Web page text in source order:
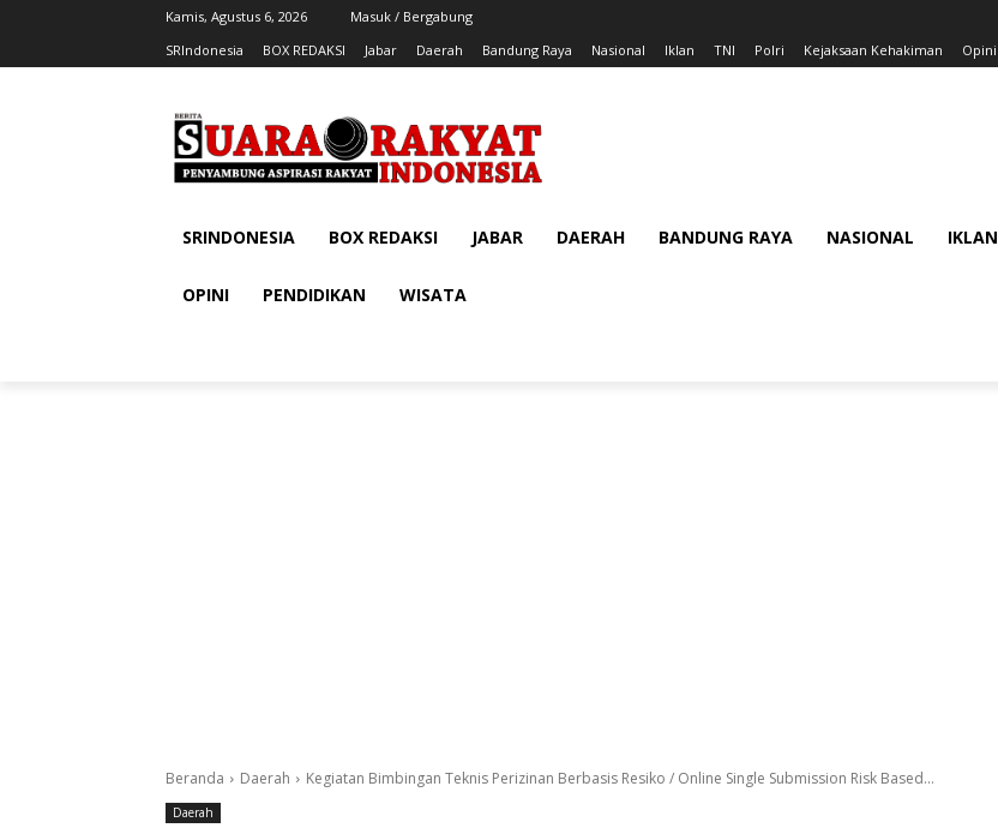
Kamis, Agustus 6, 2026
Masuk / Bergabung
SRIndonesia
BOX REDAKSI Jabar Daerah Bandung Raya Nasional Iklan TNI Polri Kejaksaan Kehakiman Opini
SRINDONESIA BOX REDAKSI JABAR DAERAH BANDUNG RAYA NASIONAL IKLAN
OPINI PENDIDIKAN WISATA
Beranda Daerah Kegiatan Bimbingan Teknis Perizinan Berbasis Resiko / Online Single Submission Risk Based...
Daerah